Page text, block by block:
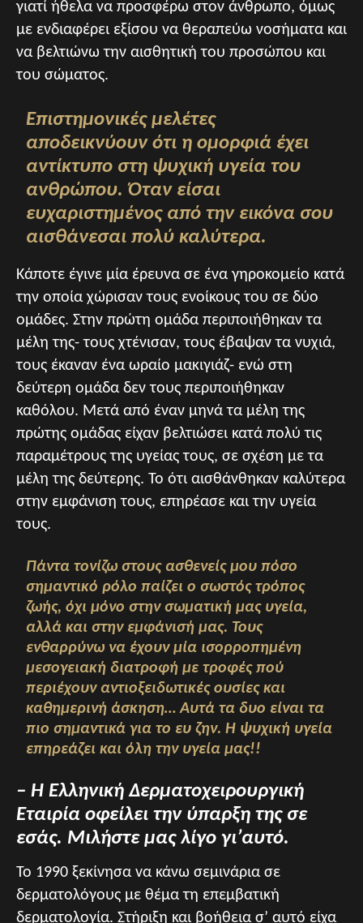
γιατί ήθελα να προσφέρω στον άνθρωπο, όμως
με ενδιαφέρει εξίσου να θεραπεύω νοσήματα και
να βελτιώνω την αισθητική του προσώπου και
του σώματος.
Επιστημονικές μελέτες
αποδεικνύουν ότι η ομορφιά έχει
αντίκτυπο στη ψυχική υγεία του
ανθρώπου. Όταν είσαι
ευχαριστημένος από την εικόνα σου
αισθάνεσαι πολύ καλύτερα.
Κάποτε έγινε μία έρευνα σε ένα γηροκομείο κατά
την οποία χώρισαν τους ενοίκους του σε δύο
ομάδες. Στην πρώτη ομάδα περιποιήθηκαν τα
μέλη της- τους χτένισαν, τους έβαψαν τα νυχιά,
τους έκαναν ένα ωραίο μακιγιάζ- ενώ στη
δεύτερη ομάδα δεν τους περιποιήθηκαν
καθόλου. Μετά από έναν μηνά τα μέλη της
πρώτης ομάδας είχαν βελτιώσει κατά πολύ τις
παραμέτρους της υγείας τους, σε σχέση με τα
μέλη της δεύτερης. Το ότι αισθάνθηκαν καλύτερα
στην εμφάνιση τους, επηρέασε και την υγεία
τους.
Πάντα τονίζω στους ασθενείς μου πόσο
σημαντικό ρόλο παίζει ο σωστός τρόπος
ζωής, όχι μόνο στην σωματική μας υγεία,
αλλά και στην εμφάνισή μας. Τους
ενθαρρύνω να έχουν μία ισορροπημένη
μεσογειακή διατροφή με τροφές πού
περιέχουν αντιοξειδωτικές ουσίες και
καθημερινή άσκηση… Αυτά τα δυο είναι τα
πιο σημαντικά για το ευ ζην. Η ψυχική υγεία
επηρεάζει και όλη την υγεία μας!!
– Η Ελληνική Δερματοχειρουργική
Εταιρία οφείλει την ύπαρξη της σε
εσάς. Μιλήστε μας λίγο γι’αυτό.
Το 1990 ξεκίνησα vα κάνω σεμινάρια σε
δερματολόγους με θέμα τη επεμβατική
δερματολογία. Στήριξη και βοήθεια σ’ αυτό είχα